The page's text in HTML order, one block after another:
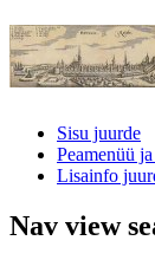
Sisu juurde
Peamenüü
Lisainfo
Nav view